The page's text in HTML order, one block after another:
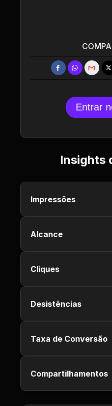
Entrar
Insights
Impressões
Alcance
Cliques
Desistências
Taxa de Conversão
Compartilhamentos